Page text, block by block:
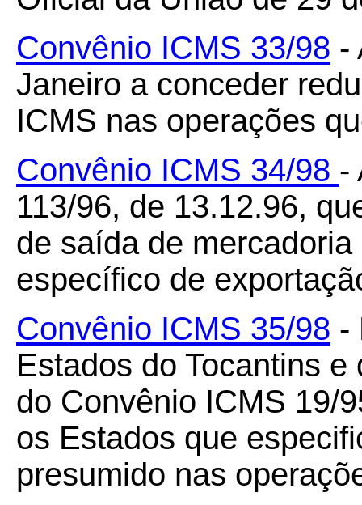
Convênio ICMS 33/98 -
Janeiro a conceder
ICMS nas operações
Convênio ICMS 34/98 -
113/96, de 13.12.96,
de saída de
específico de
Convênio ICMS 35/98 -
Estados do Tocantins
do Convênio ICMS 19/
os Estados que
presumido nas